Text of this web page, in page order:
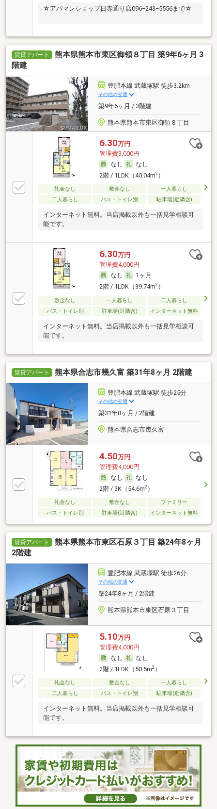
☆アパマンショップ日赤通り店096−243−5556まで☆
賃貸アパート
熊本県熊本市東区御領８丁目 築9年6ヶ月 3
階建
豊肥本線 武蔵塚駅 徒歩3.2km
その他の交通
築9年6ヶ月 / 3階建
熊本県熊本市東区御領８丁目
6.30万円
管理費3,000円
なし
なし
2階 / 1LDK（40.04m2）
礼金なし 敷金なし
一人暮らし
二人暮らし
バス・トイレ別 駐車場(近隣含)
インターネット無料。当店掲載以外も一括見学相談可
能です。
6.30万円
管理費4,000円
なし
1ヶ月
2階 / 1LDK（39.74m2）
敷金なし 一人暮らし
二人暮らし
バス・トイレ別
駐車場(近隣含) インターネット無料
インターネット無料。当店掲載以外も一括見学相談可
能です。
賃貸アパート 熊本県合志市幾久富 築31年8ヶ月 2階建
豊肥本線 武蔵塚駅 徒歩25分
その他の交通
築31年8ヶ月 / 2階建
熊本県合志市幾久富
4.50万円
管理費4,000円
なし
なし
2階 / 3K（54.6m2）
礼金なし 敷金なし
ファミリー
バス・トイレ別
駐車場(近隣含) インターネット無料
賃貸アパート
熊本県熊本市東区石原３丁目 築24年8ヶ月
2階建
豊肥本線 武蔵塚駅 徒歩26分
その他の交通
築24年8ヶ月 / 2階建
熊本県熊本市東区石原３丁目
5.10万円
管理費4,000円
なし
なし
2階 / 1LDK（50.5m2）
礼金なし 敷金なし
一人暮らし
二人暮らし
バス・トイレ別 駐車場(近隣含)
インターネット無料。当店掲載以外も一括見学相談可
能です。